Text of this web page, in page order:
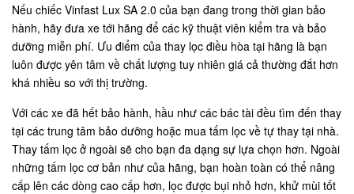
Nếu chiếc Vinfast Lux SA 2.0 của bạn đang trong thời gian bảo
hành, hãy đưa xe tới hãng để các kỹ thuật viên kiểm tra và bảo
dưỡng miễn phí. Ưu điểm của thay lọc điều hòa tại hãng là bạn
luôn được yên tâm về chất lượng tuy nhiên giá cả thường đắt hơn
khá nhiều so với thị trường.
Với các xe đã hết bảo hành, hầu như các bác tài đều tìm đến thay
tại các trung tâm bảo dưỡng hoặc mua tấm lọc về tự thay tại nhà.
Thay tấm lọc ở ngoài sẽ cho bạn đa dạng sự lựa chọn hơn. Ngoài
những tấm lọc cơ bản như của hãng, bạn hoàn toàn có thể nâng
cấp lên các dòng cao cấp hơn, lọc được bụi nhỏ hơn, khử mùi tốt